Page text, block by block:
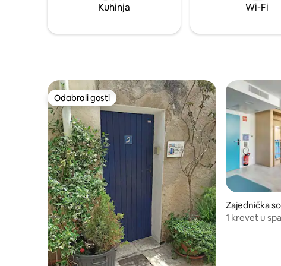
exceptionnel et magnifique.
Kuhinja Wi-Fi
Odabrali gosti
Odabrali gosti
Zajednička
1 krevet u